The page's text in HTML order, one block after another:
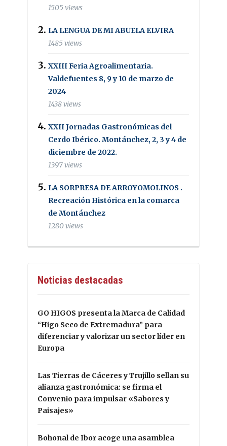
1505 views
LA LENGUA DE MI ABUELA ELVIRA
1485 views
XXIII Feria Agroalimentaria.
Valdefuentes 8, 9 y 10 de marzo de
2024
1438 views
XXII Jornadas Gastronómicas del
Cerdo Ibérico. Montánchez, 2, 3 y 4 de
diciembre de 2022.
1397 views
LA SORPRESA DE ARROYOMOLINOS .
Recreación Histórica en la comarca
de Montánchez
1280 views
Noticias destacadas
GO HIGOS presenta la Marca de Calidad
“Higo Seco de Extremadura” para
diferenciar y valorizar un sector líder en
Europa
Las Tierras de Cáceres y Trujillo sellan su
alianza gastronómica: se firma el
Convenio para impulsar «Sabores y
Paisajes»
Bohonal de Ibor acoge una asamblea